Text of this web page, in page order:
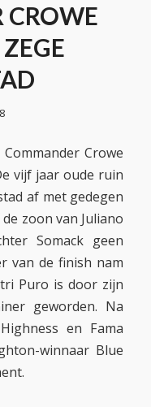
Crowe
vijf jaar oude ruin
af met gedegen
zoon van Juliano
Somack geen
van de finish nam
Puro is door zijn
geworden. Na
en Fama
winnaar Blue